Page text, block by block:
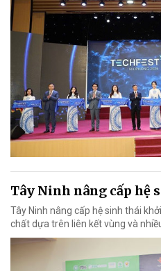
Tây Ninh nâng cấp
Tây Ninh nâng cấp hệ sinh thái
chất dựa trên liên kết vùng và